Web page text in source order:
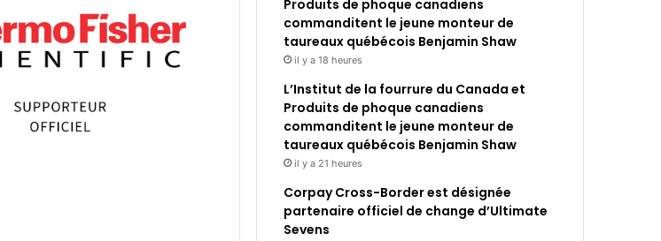
Produits de phoque canadiens
commanditent le jeune monteur de
taureaux québécois Benjamin Shaw
il y a 18 heures
L’Institut de la fourrure du Canada et
Produits de phoque canadiens
commanditent le jeune monteur de
taureaux québécois Benjamin Shaw
il y a 21 heures
Corpay Cross-Border est désignée
partenaire officiel de change d’Ultimate
Sevens